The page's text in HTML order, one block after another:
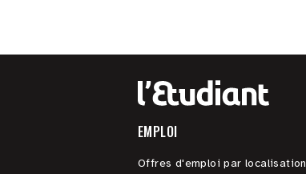
EMPLOI
Offres d'emploi par localisation